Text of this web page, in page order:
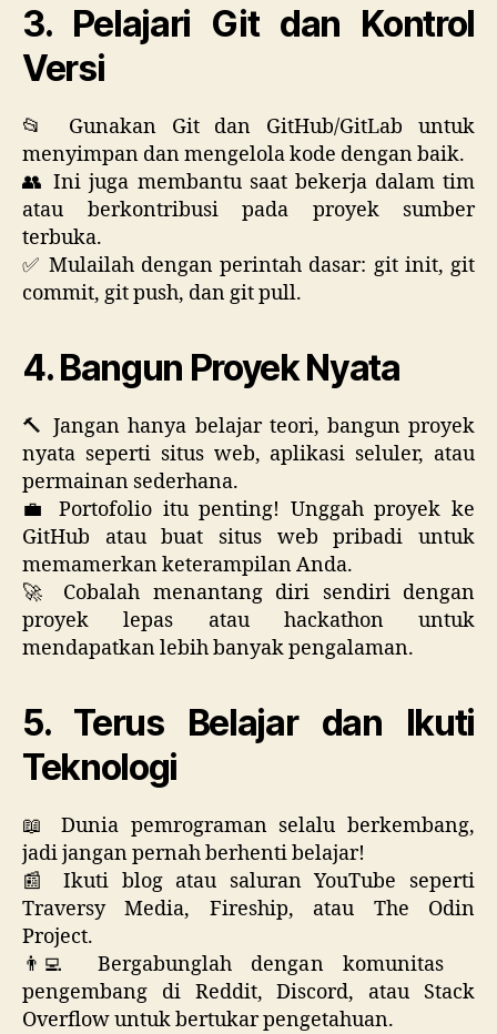
3. Pelajari Git dan Kontrol
Versi
📂 Gunakan Git dan GitHub/GitLab untuk
menyimpan dan mengelola kode dengan baik.
👥 Ini juga membantu saat bekerja dalam tim
atau berkontribusi pada proyek sumber
terbuka.
✅ Mulailah dengan perintah dasar: git init, git
commit, git push, dan git pull.
4. Bangun Proyek Nyata
🔨 Jangan hanya belajar teori, bangun proyek
nyata seperti situs web, aplikasi seluler, atau
permainan sederhana.
💼 Portofolio itu penting! Unggah proyek ke
GitHub atau buat situs web pribadi untuk
memamerkan keterampilan Anda.
🚀 Cobalah menantang diri sendiri dengan
proyek lepas atau hackathon untuk
mendapatkan lebih banyak pengalaman.
5. Terus Belajar dan Ikuti
Teknologi
📖 Dunia pemrograman selalu berkembang,
jadi jangan pernah berhenti belajar!
📰 Ikuti blog atau saluran YouTube seperti
Traversy Media, Fireship, atau The Odin
Project.
👨‍💻 Bergabunglah dengan komunitas
pengembang di Reddit, Discord, atau Stack
Overflow untuk bertukar pengetahuan.